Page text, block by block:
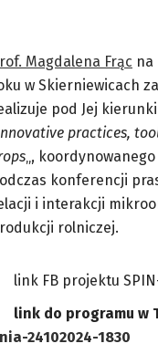
Magdalena Frąc na
w Skierniewicach
pod Jej
practices,
„,
konferencji
i interakcji
rolniczej.
link FB projektu
link do programu w
24102024-1830